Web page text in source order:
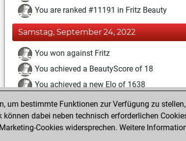
You are ranked #11191 in Fritz Beauty
Samstag, September 24, 2022
You won against Fritz
You achieved a BeautyScore of 18
You achieved a new Elo of 1638
Mittwoch, Juni 29, 2022
You created your Fritz account
um bestimmte Funktionen zur Verfügung zu
dabei neben technisch erforderlichen
Cookies widersprechen. Weitere